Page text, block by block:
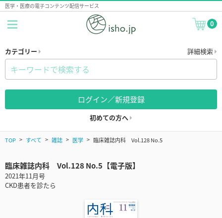
医学・医療の電子コンテンツ配信サービス
0
カテゴリー 詳細検索
ログイン／新規登録
初めての方へ
TOP すべて 雑誌 医学 臨床雑誌内科 Vol.128 No.5
臨床雑誌内科 Vol.128 No.5【電子版】
2021年11月号
CKD患者を診たら